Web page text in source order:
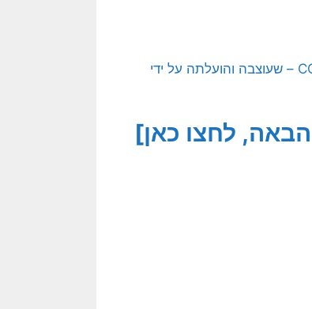
[התמונה המקורית היא תמונה חופשית – CC0 Creative Commons – שעוצבה והועלתה על ידי
לחצו כאן]